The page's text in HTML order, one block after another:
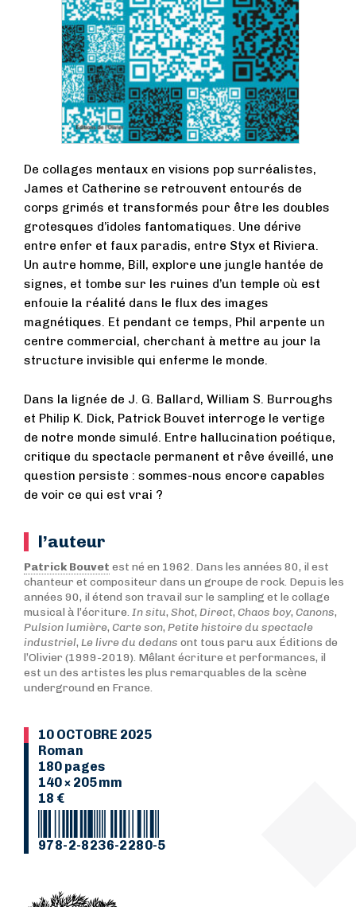
De collages mentaux en visions pop surréalistes,
James et Catherine se retrouvent entourés de
corps grimés et transformés pour être les doubles
grotesques d’idoles fantomatiques. Une dérive
entre enfer et faux paradis, entre Styx et Riviera.
Un autre homme, Bill, explore une jungle hantée de
signes, et tombe sur les ruines d’un temple où est
enfouie la réalité dans le flux des images
magnétiques. Et pendant ce temps, Phil arpente un
centre commercial, cherchant à mettre au jour la
structure invisible qui enferme le monde.
Dans la lignée de J. G. Ballard, William S. Burroughs
et Philip K. Dick, Patrick Bouvet interroge le vertige
de notre monde simulé. Entre hallucination poétique,
critique du spectacle permanent et rêve éveillé, une
question persiste : sommes-nous encore capables
de voir ce qui est vrai ?
l’auteur
Patrick Bouvet est né en 1962. Dans les années 80, il est
chanteur et compositeur dans un groupe de rock. Depuis les
années 90, il étend son travail sur le sampling et le collage
musical à l’écriture. In situ, Shot, Direct, Chaos boy, Canons,
Pulsion lumière, Carte son, Petite histoire du spectacle
industriel, Le livre du dedans ont tous paru aux Éditions de
l’Olivier (1999-2019). Mêlant écriture et performances, il
est un des artistes les plus remarquables de la scène
underground en France.
10 OCTOBRE 2025
Roman
180 pages
140 × 205 mm
18 €
978-2-8236-2280-5